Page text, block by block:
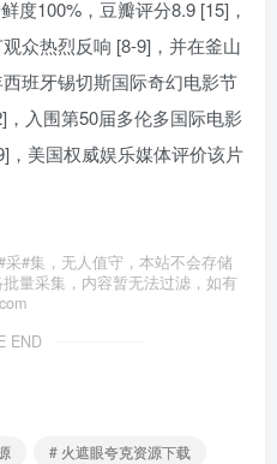
度100%，豆瓣评分8.9 [15]，
众热烈反响 [8-9]，并在釜山
班牙锡切斯国际奇幻电影节
入围第50届多伦多国际电影
，美国权威娱乐媒体评价该片
#集，无人值守，本站不会存储
量采集，内容暂无法过滤，如有
END
# 火遮眼夸克资源下载